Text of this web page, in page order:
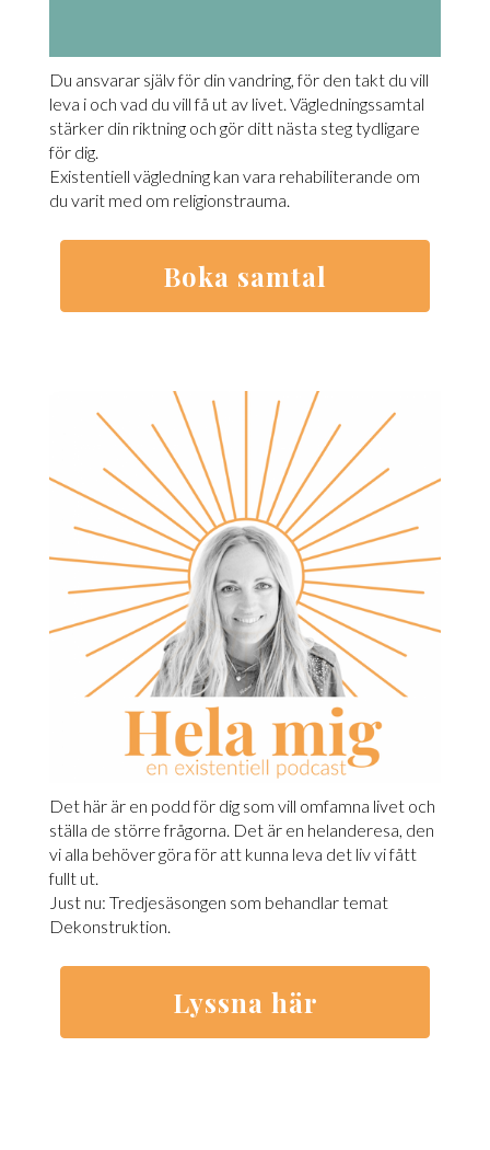
Du ansvarar själv för din vandring, för den takt du vill
leva i och vad du vill få ut av livet. Vägledningssamtal
stärker din riktning och gör ditt nästa steg tydligare
för dig.
Existentiell vägledning kan vara rehabiliterande om
du varit med om religionstrauma.
Boka samtal
Det här är en podd för dig som vill omfamna livet och
ställa de större frågorna. Det är en helanderesa, den
vi alla behöver göra för att kunna leva det liv vi fått
fullt ut.
Just nu: Tredjesäsongen som behandlar temat
Dekonstruktion.
Lyssna här